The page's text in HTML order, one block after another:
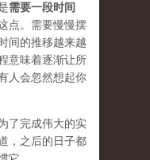
需要一段时间
点。需要慢慢摆
间的推移越来越
意味着逐渐让所
人会忽然想起你
了完成伟大的实
，之后的日子都